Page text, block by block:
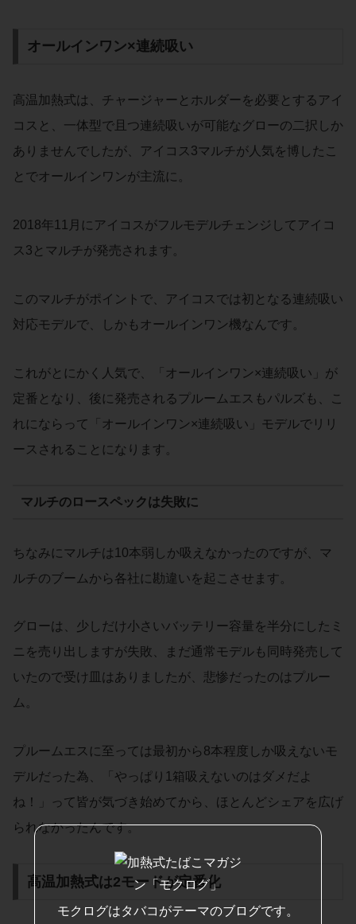
オールインワン×連続吸い
高温加熱式は、チャージャーとホルダーを必要とするアイ
コスと、一体型で且つ連続吸いが可能なグローの二択しか
ありませんでしたが、アイコス3マルチが人気を博したこ
とでオールインワンが主流に。
2018年11月にアイコスがフルモデルチェンジしてアイコ
ス3とマルチが発売されます。
このマルチがポイントで、アイコスでは初となる連続吸い
対応モデルで、しかもオールインワン機なんです。
これがとにかく人気で、「オールインワン×連続吸い」が
定番となり、後に発売されるプルームエスもパルズも、こ
れにならって「オールインワン×連続吸い」モデルでリリ
ースされることになります。
マルチのロースペックは失敗に
ちなみにマルチは10本弱しか吸えなかったのですが、マ
ルチのブームから各社に勘違いを起こさせます。
グローは、少しだけ小さいバッテリー容量を半分にしたミ
ニを売り出しますが失敗、まだ通常モデルも同時発売して
いたので受け皿はありましたが、悲惨だったのはプルー
ム。
プルームエスに至っては最初から8本程度しか吸えないモ
デルだった為、「やっぱり1箱吸えないのはダメだよ
ね！」って皆が気づき始めてから、ほとんどシェアを広げ
られなかったんです。
高温加熱式は2モードが定番化
モクログはタバコがテーマのブログです。